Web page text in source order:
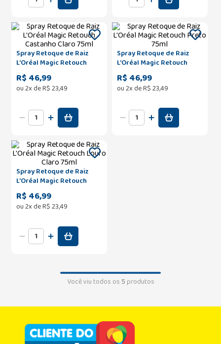
Spray Retoque de Raiz
L'Oréal Magic Retouch
Castanho Claro 75ml
R$ 46,99
ou2x deR$23,49
Spray Retoque de Raiz
L'Oréal Magic Retouch
Preto 75ml
R$ 46,99
ou2x deR$23,49
Spray Retoque de Raiz
L'Oréal Magic Retouch
Louro Claro 75ml
R$ 46,99
ou2x deR$23,49
Você viu todos os 5produtos